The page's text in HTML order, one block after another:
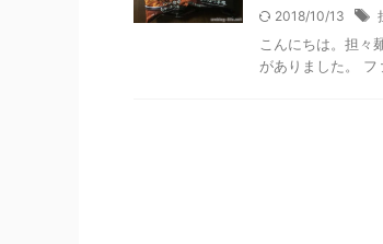
2018/10/13
こんにちは。担々
がありました。